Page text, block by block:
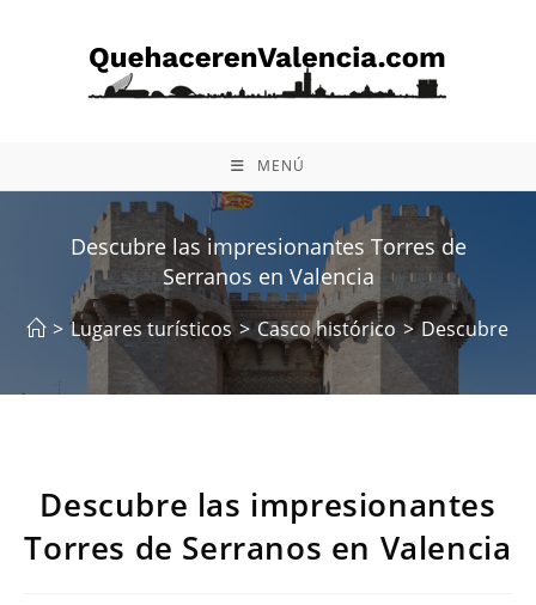
MENÚ
Descubre las impresionantes Torres de
Serranos en Valencia
> Lugares turísticos > Casco histórico > Descubre
Descubre las impresionantes
Torres de Serranos en Valencia